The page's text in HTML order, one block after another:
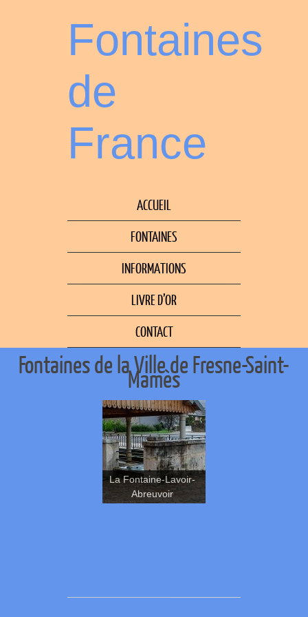
Fontaines
de
France
ACCUEIL
FONTAINES
INFORMATIONS
LIVRE D’OR
CONTACT
Fontaines de la Ville de Fresne-Saint-
Mamès
La Fontaine-Lavoir-
Abreuvoir